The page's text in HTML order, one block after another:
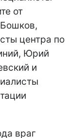
от
центра по
Юрий
и
враг